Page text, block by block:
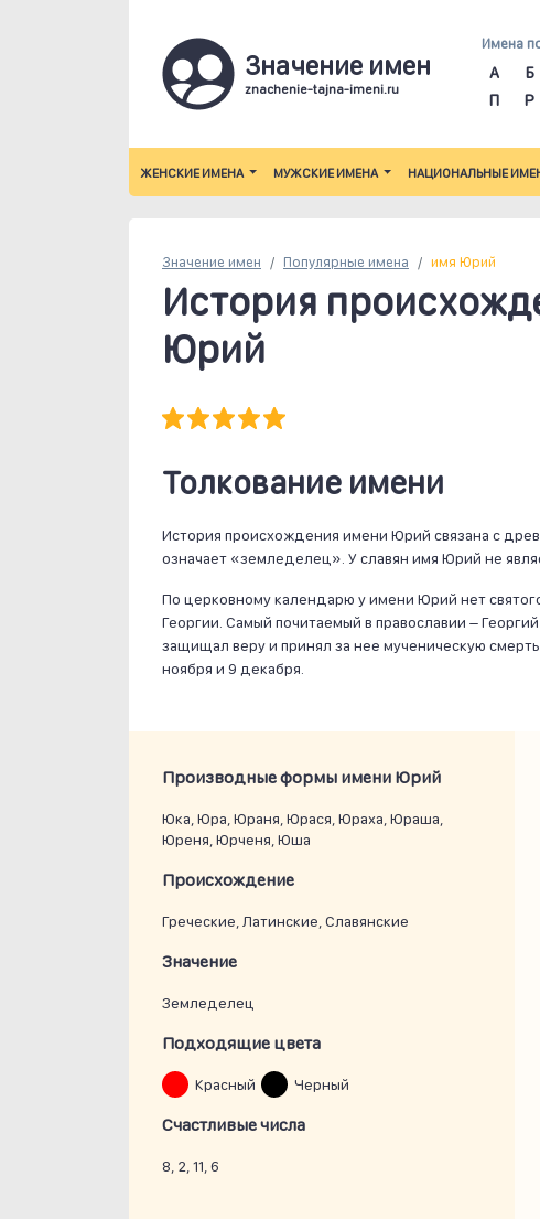
Значение имен
znachenie-tajna-imeni.ru
Имена
А Б
П
Р
ЖЕНСКИЕ ИМЕНА МУЖСКИЕ ИМЕНА НАЦИОНАЛЬНЫЕ
Значение имен Популярные имена имя Юрий
История
Юрий
Толкование имени
История происхождения имени Юрий связана с
означает «земледелец». У славян имя Юрий не
По церковному календарю у имени Юрий нет
Георгии. Самый почитаемый в православии –
защищал веру и принял за нее мученическую
ноября и 9 декабря.
Производные формы имени Юрий
Юка, Юра, Юраня, Юрася, Юраха, Юраша,
Юреня, Юрченя, Юша
Проиcхождение
Греческие, Латинские, Славянские
Значение
Земледелец
Подходящие цвета
Красный Черный
Счастливые числа
8, 2, 11, 6